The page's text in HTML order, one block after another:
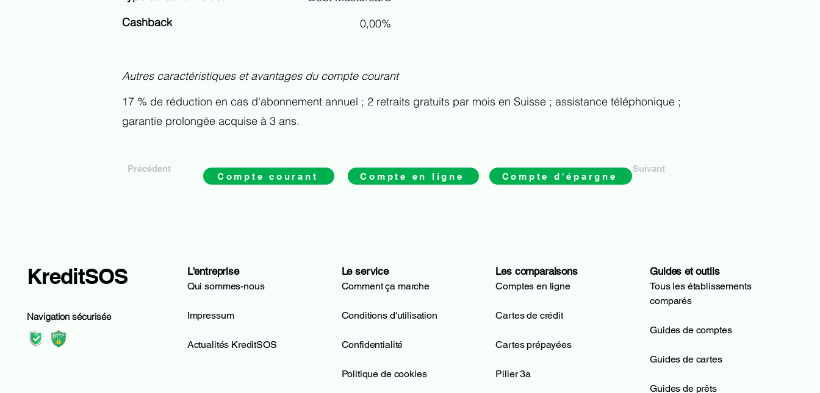
Cashback
0,00%
Autres caractéristiques et avantages du compte courant
17 % de réduction en cas d'abonnement annuel ; 2 retraits gratuits par mois en Suisse ; assistance téléphonique ;
garantie prolongée acquise à 3 ans.
Précédent
Compte courant Compte en ligne Compte d'épargne
Suivant
KreditSOS
Navigation sécurisée
L'entreprise
Qui sommes-nous
Impressum
Actualités KreditSOS
Le service
Comment ça marche
Conditions d'utilisation
Confidentialité
Politique de cookies
Les comparaisons
Comptes en ligne
Cartes de crédit
Cartes prépayées
Pilier 3a
Guides et outils
Tous les établissements
comparés
Guides de comptes
Guides de cartes
Guides de prêts